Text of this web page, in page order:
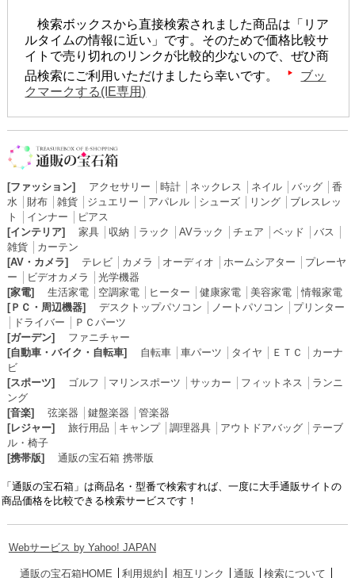
検索ボックスから直接検索されました商品は「リア
ルタイムの情報に近い」です。そのためで価格比較サ
イトで売り切れのリンクが比較的少ないので、ぜひ商
品検索にご利用いただけましたら幸いです。
ブッ
クマークする(IE専用)
[ファッション] アクセサリー 時計│ ネックレス ネイル│ バッグ│ 香
水
財布│ 雑貨│ ジュエリー アパレル│ シューズ│ リング│ ブレスレッ
ト
インナー
ピアス
[インテリア]
家具│ 収納 ラック AVラック チェア ベッド バス
雑貨│ カーテン
[AV・カメラ]
テレビ│ カメラ オーディオ ホームシアター
プレーヤ
ー
ビデオカメラ
光学機器
[家電]
生活家電│ 空調家電│ ヒーター 健康家電│ 美容家電│情報家電
[ＰＣ・周辺機器]
デスクトップパソコン ノートパソコン
プリンター
ドライバー
ＰＣパーツ
[ガーデン]
ファニチャー
[自動車・バイク・自転車]
自転車│ 車パーツ タイヤ ＥＴＣ
カーナ
ビ
[スポーツ]
ゴルフ マリンスポーツ サッカー フィットネス
ランニ
ング
[音楽]
弦楽器 鍵盤楽器
管楽器
[レジャー]
旅行用品 キャンプ│ 調理器具│ アウトドアバッグ│ テーブ
ル・椅子
[携帯版]
通販の宝石箱 携帯版
「通販の宝石箱」は商品名・型番で検索すれば、一度に大手通販サイトの
商品価格を比較できる検索サービスです！
Webサービス by Yahoo! JAPAN
通販の宝石箱HOME 利用規約 相互リンク 通販 検索について